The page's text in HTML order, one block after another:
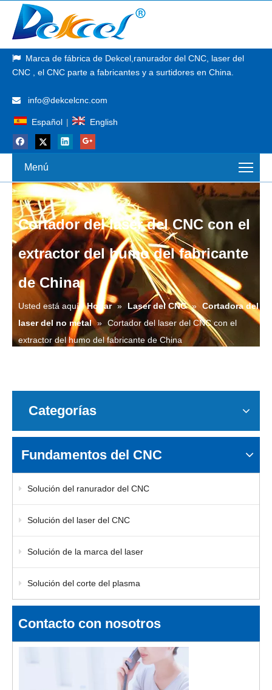
 Marca de fábrica de Dekcel, ranurador del CNC, laser del
CNC
, el CNC parte a fabricantes y a surtidores en China.
 info@dekcelcnc.com
Español | English
Menú
Cortador del laser del CNC con el
extractor del humo del fabricante
de China
Usted está aquí: Hogar » Laser del CNC » Cortadora del
laser del no metal » Cortador del laser del CNC con el
extractor del humo del fabricante de China
Categorías
Fundamentos del CNC
Solución del ranurador del CNC
Solución del laser del CNC
Solución de la marca del laser
Solución del corte del plasma
Contacto con nosotros